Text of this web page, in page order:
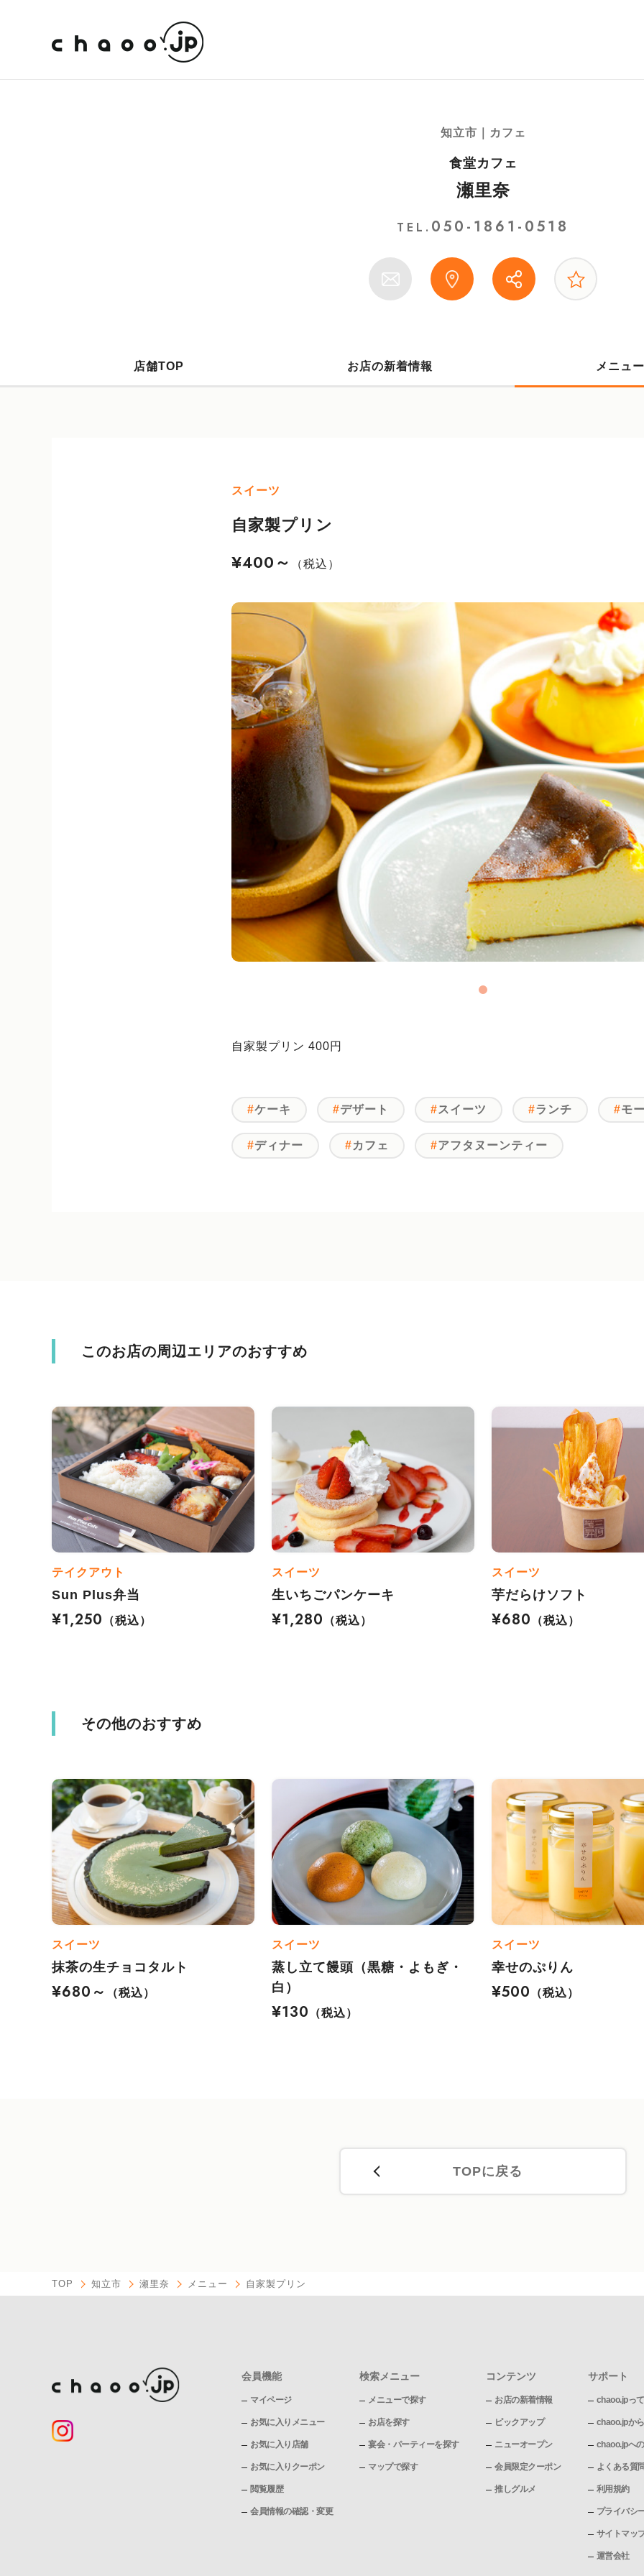
知立市｜カフェ
食堂カフェ
瀬里奈
TEL. 050-1861-0518
店舗TOP お店の新着情報 メニュ
スイーツ
自家製プリン
¥400～ （税込）
自家製プリン 400円
ケーキ デザート スイーツ ランチ モ
ディナー カフェ アフタヌーンティー
このお店の周辺エリアのおすすめ
テイクアウト
Sun Plus弁当
¥1,250
（税込）
スイーツ
生いちごパンケーキ
¥1,280
（税込）
スイーツ
芋だらけソフト
¥680
（税込）
その他のおすすめ
スイーツ
抹茶の生チョコタルト
¥680～
（税込）
スイーツ
蒸し立て饅頭（黒糖・よもぎ・
白）
¥130
（税込）
スイーツ
幸せのぷりん
¥500
（税込）
TOPに戻る
TOP 知立市 瀬里奈 メニュー 自家製プリン
会員機能
マイページ
お気に入りメニュー
お気に入り店舗
お気に入りクーポン
閲覧履歴
会員情報の確認・変更
検索メニュー
メニューで探す
お店を探す
宴会・パーティーを探す
マップで探す
コンテンツ
お店の新着情報
ピックアップ
ニューオープン
会員限定クーポン
推しグルメ
サポート
chaoo.jpっ
chaoo.jpか
chaoo.jpへ
よくある質
利用規約
プライバシ
サイトマッ
運営会社